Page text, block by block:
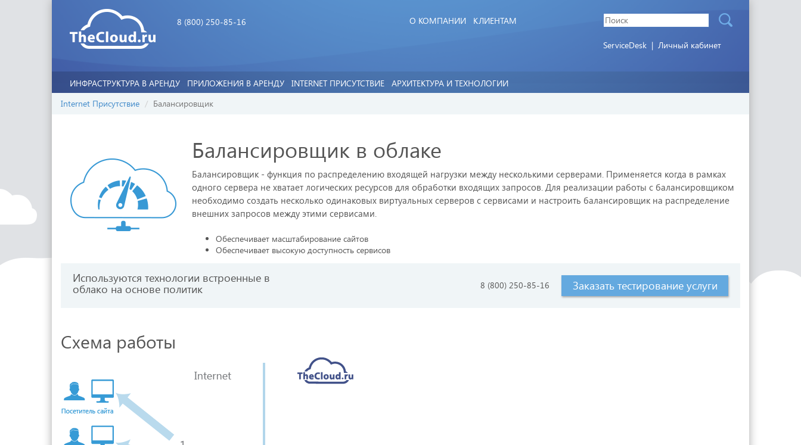
8 (800) 250-85-16 О КОМПАНИИ КЛИЕНТАМ
ServiceDesk | Личный кабинет
ИНФРАСТРУКТУРА В АРЕНДУ ПРИЛОЖЕНИЯ В АРЕНДУ INTERNET ПРИСУТСТВИЕ
АРХИТЕКТУРА И ТЕХНОЛОГИИ
Internet Присутствие
Балансировщик
Балансировщик в облаке
Балансировщик - функция по распределению входящей нагрузки между несколькими серверами. Применяется когда в рамках
одного сервера не хватает логических ресурсов для обработки входящих запросов. Для реализации работы с балансировщиком
необходимо создать несколько одинаковых виртуальных серверов с сервисами и настроить балансировщик на распределение
внешних запросов между этими сервисами.
Обеспечивает масштабирование сайтов
Обеспечивает высокую доступность сервисов
Используются технологии встроенные в
облако на основе политик Заказать тестирование услуги
8 (800) 250-85-16
Схема работы